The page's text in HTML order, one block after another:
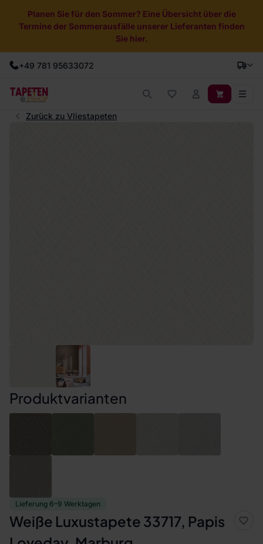
Planen Sie für den Sommer? Eine Übersicht über die
Termine der Sommerausfälle unserer Lieferanten finden
Sie hier.
+49 781 95633072
Zurück zu Vliestapeten
Lieferung 6–9 Werktagen
Weiße Luxustapete 33717, Papis
Produktvarianten